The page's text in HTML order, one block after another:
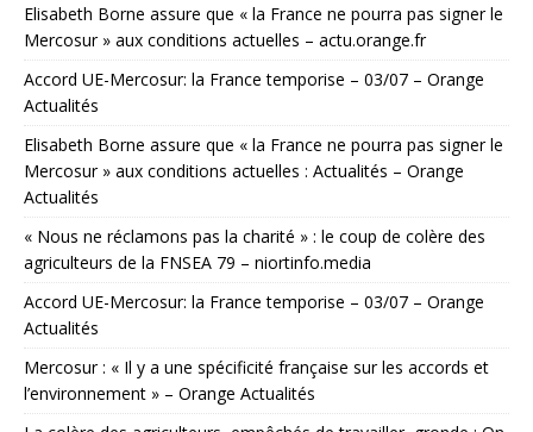
Elisabeth Borne assure que « la France ne pourra pas signer le
Mercosur » aux conditions actuelles – actu.orange.fr
Accord UE-Mercosur: la France temporise – 03/07 – Orange
Actualités
Elisabeth Borne assure que « la France ne pourra pas signer le
Mercosur » aux conditions actuelles : Actualités – Orange
Actualités
« Nous ne réclamons pas la charité » : le coup de colère des
agriculteurs de la FNSEA 79 – niortinfo.media
Accord UE-Mercosur: la France temporise – 03/07 – Orange
Actualités
Mercosur : « Il y a une spécificité française sur les accords et
l’environnement » – Orange Actualités